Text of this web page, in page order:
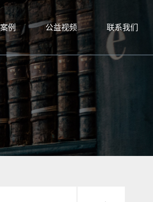
例 公益视频 联系我们